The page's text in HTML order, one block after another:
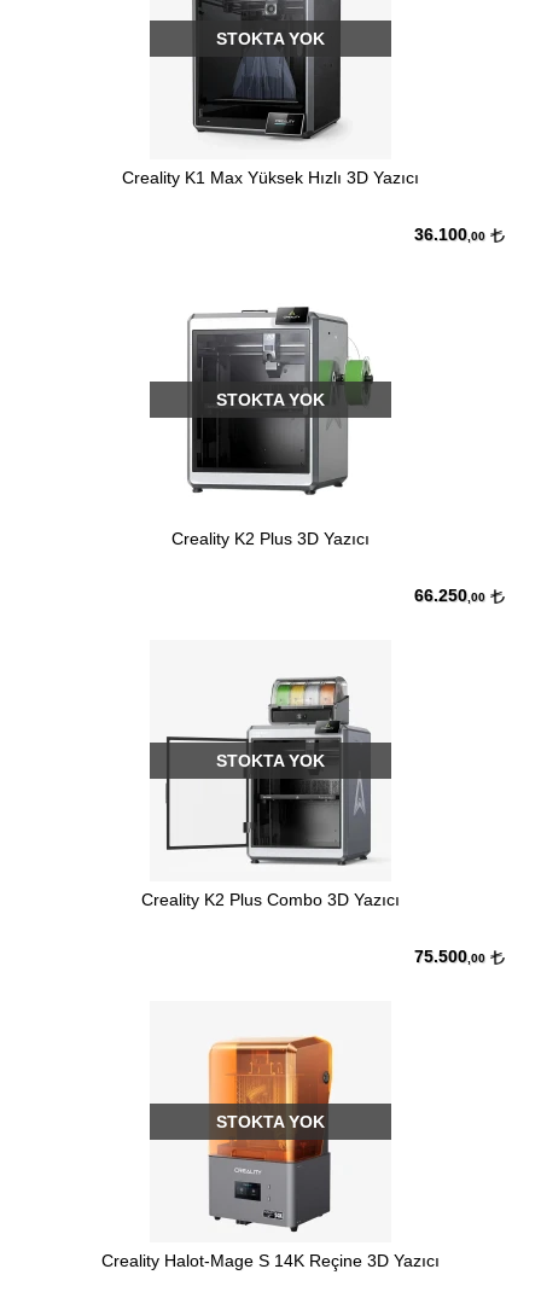
STOKTA YOK
Creality K1 Max Yüksek Hızlı 3D Yazıcı
36.100 ,00
STOKTA YOK
Creality K2 Plus 3D Yazıcı
66.250 ,00
STOKTA YOK
Creality K2 Plus Combo 3D Yazıcı
75.500 ,00
STOKTA YOK
Creality Halot-Mage S 14K Reçine 3D Yazıcı